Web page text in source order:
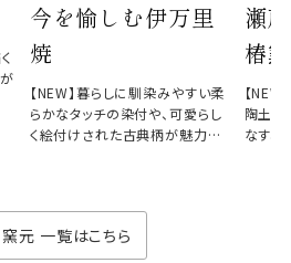
今を愉しむ伊万里
焼
【NEW】暮らしに馴染みやすい柔
らかなタッチの染付や、可愛らし
く絵付けされた古典柄が魅力の
瀬
椿窯
【
陶土と
なす、
元 一覧はこちら